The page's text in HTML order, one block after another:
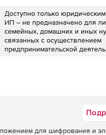
Доступно только
ИП – не предназначено для
семейных, домашних и иных
связанных с осуществлением
предпринимательской
для шифрования и